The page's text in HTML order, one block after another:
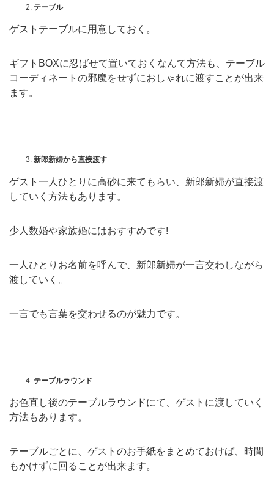
テーブル
ゲストテーブルに用意しておく。
ギフトBOXに忍ばせて置いておくなんて方法も、テーブル
コーディネートの邪魔をせずにおしゃれに渡すことが出来
ます。
新郎新婦から直接渡す
ゲスト一人ひとりに高砂に来てもらい、新郎新婦が直接渡
していく方法もあります。
少人数婚や家族婚にはおすすめです!
一人ひとりお名前を呼んで、新郎新婦が一言交わしながら
渡していく。
一言でも言葉を交わせるのが魅力です。
テーブルラウンド
お色直し後のテーブルラウンドにて、ゲストに渡していく
方法もあります。
テーブルごとに、ゲストのお手紙をまとめておけば、時間
もかけずに回ることが出来ます。